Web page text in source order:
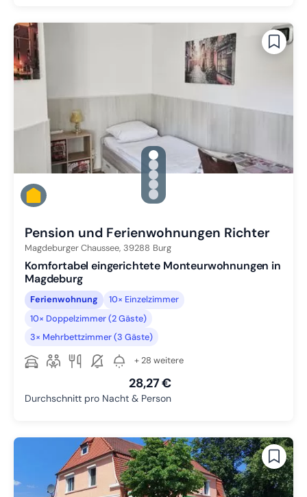
gallery.slide_selector
Zu Slide 1 wechseln
Zu Slide 2 wechseln
Zu Slide 3 wechseln
Zu Slide 4 wechseln
Zu Slide 5 wechseln
Pension und Ferienwohnungen Richter
Magdeburger Chaussee, 39288 Burg
Komfortabel eingerichtete Monteurwohnungen in
Magdeburg
Ferienwohnung
10× Einzelzimmer
10× Doppelzimmer (2 Gäste)
3× Mehrbettzimmer (3 Gäste)
+ 28 weitere
28,27 €
Durchschnitt pro Nacht & Person